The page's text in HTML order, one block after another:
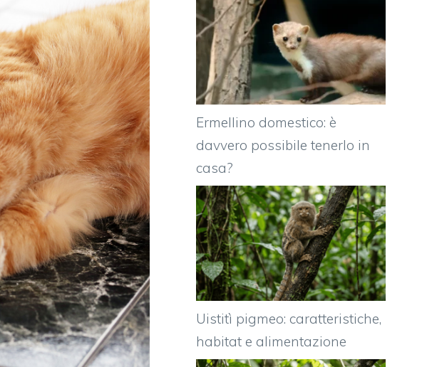
Ermellino domestico: è
davvero possibile tenerlo in
casa?
Uistitì pigmeo: caratteristiche,
habitat e alimentazione